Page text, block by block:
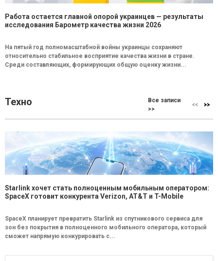
Работа остается главной опорой украинцев — результаты
исследования Барометр качества жизни 2026
На пятый год полномасштабной войны украинцы сохраняют
относительно стабильное восприятие качества жизни в стране.
Среди составляющих, формирующих общую оценку жизни...
Техно
Все записи
>>
Starlink хочет стать полноценным мобильным оператором:
SpaceX готовит конкурента Verizon, AT&T и T-Mobile
SpaceX планирует превратить Starlink из спутникового сервиса для
зон без покрытия в полноценного мобильного оператора, который
сможет напрямую конкурировать с...